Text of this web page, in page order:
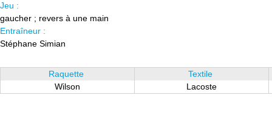
Jeu :
gaucher ; revers à une main
Entraîneur :
Stéphane Simian
Raquette
Wilson
Textile
Lacoste